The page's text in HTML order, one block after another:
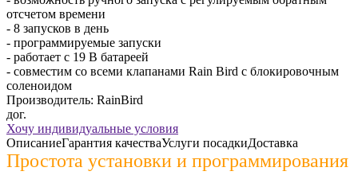
отсчетом времени
- 8 запусков в день
- программируемые запуски
- работает с 19 В батареей
- совместим со всеми клапанами Rain Bird с блокировочным
соленоидом
Производитель: RainBird
дог.
Хочу индивидуальные условия
ОписаниеГарантия качестваУслуги посадкиДоставка
Простота установки и программирования